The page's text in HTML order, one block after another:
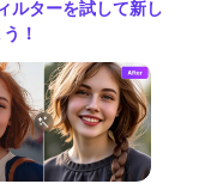
ルターを試して新し
！